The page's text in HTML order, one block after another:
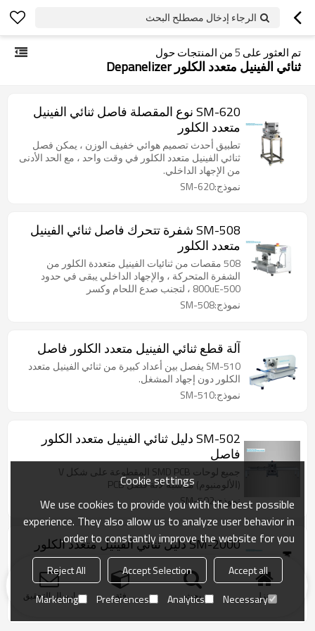
الرجاء إدخال مصطلح البحث
تم العثور على 5من المنتجات حول
ثنائي الفينيل متعدد الكلور Depanelizer
SM-620 نوع المقصلة فاصل ثنائي الفينيل
متعدد الكلور
تطبيق أحدث تصميم هوائي خفيف الوزن ، يمكن فصل
ثنائي الفينيل متعدد الكلور في وقت واحد ، مع الحد الأدنى
من الإجهاد الداخلي.
نموذج:SM-620
SM-508 شفرة تتحرك فاصل ثنائي الفينيل
متعدد الكلور
508 مقصات من ثنائيات الفينيل متعددة الكلور من
الشفرة المتحركة ، والإجهاد الداخلي يبقى في حدود
500-800uE ، لتجنب صدع اللحام وكسر
نموذج:SM-508
آلة قطع ثنائي الفينيل متعدد الكلور فاصل
SM-510 يفصل بين أعداد كبيرة من ثنائي الفينيل متعدد
الكلور دون إجهاد المشغل.
نموذج:SM-510
SM-502 دليل ثنائي الفينيل متعدد الكلور
فاصل
جميع لوحات SMD PCB المقطوعة على شكل V
(الألومنيوم) مناسبة لآلة فصل PCB
نموذج:SM-502
SM-2000 دليل ثنائي الفينيل متعدد الكلور
فاصل
جميع لوحات SMD PCB المقطوعة على شكل V
(الألومنيوم) مناسبة لآلة فصل PCB
نموذج:SM-2000
منزل بحث فئة ارسال التحقيق
Cookie settings
We use cookies to provide you with the best possible
experience. They also allow us to analyze user behavior in
order to constantly improve the website for you.
Accept all
Accept Selection
Reject All
Necessary
Analytics
Preferences
Marketing